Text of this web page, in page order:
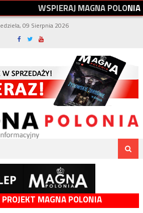
WSPIERAJMAGNAPOLONIA
09 Sierpnia 2026
MAGNA POLONIA